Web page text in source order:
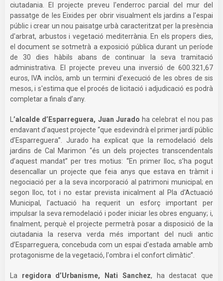
ciutadania. El projecte preveu l'enderroc parcial del mur del
passatge de les Eixides per obrir visualment els jardins a l'espai
públic i crear un nou paisatge urbà caracteritzat per la presència
d'arbrat, arbustos i vegetació mediterrània. En els propers dies,
el document se sotmetrà a exposició pública durant un període
de 30 dies hàbils abans de continuar la seva tramitació
administrativa. El projecte preveu una inversió de 600.321,67
euros, IVA inclòs, amb un termini d’execució de les obres de sis
mesos, i s'estima que el procés de licitació i adjudicació es podrà
completar a finals d’any.
’alcalde d’Esparreguera, Juan Jurado ha celebrat el nou pas
endavant d’aquest projecte “que esdevindrà el primer jardí públic
d’Esparreguera”. Jurado ha explicat que la remodelació dels
jardins de Cal Marimon “és un dels projectes transcendentals
d’aquest mandat” per tres motius: “En primer lloc, s’ha pogut
desencallar un projecte que feia anys que estava en tràmit i
negociació per a la seva incorporació al patrimoni municipal; en
segon lloc, tot i no estar prevista inicalment al Pla d'Actuació
Municipal, l’actuació ha requerit un esforç important per
impulsar la seva remodelació i poder iniciar les obres enguany; i,
finalment, perquè el projecte permetrà posar a disposició de la
ciutadania la reserva verda més important del nucli antic
d’Esparreguera, concebuda com un espai d'estada amable amb
protagonisme de la vegetació, l'ombra i el confort climàtic”.
La regidora d’Urbanisme, Nati Sanchez, ha destacat que